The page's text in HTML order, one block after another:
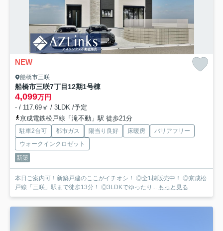
NEW
船橋市三咲
船橋市三咲7丁目12期1号棟
4,099万円
- / 117.69㎡ / 3LDK /予定
京成電鉄松戸線「滝不動」駅 徒歩21分
駐車2台可 都市ガス 陽当り良好 床暖房
バリアフリー
ウォークインクロゼット
新築
本日ご案内可！新築戸建のここがイチオシ！ ◎全1棟販売中！ ◎京成松
戸線「三咲」駅まで徒歩13分！ ◎3LDKでゆったり... もっと見る